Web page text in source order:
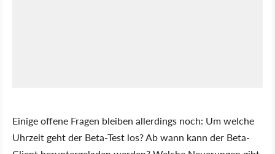
Einige offene Fragen bleiben allerdings noch: Um welche
Uhrzeit geht der Beta-Test los? Ab wann kann der Beta-